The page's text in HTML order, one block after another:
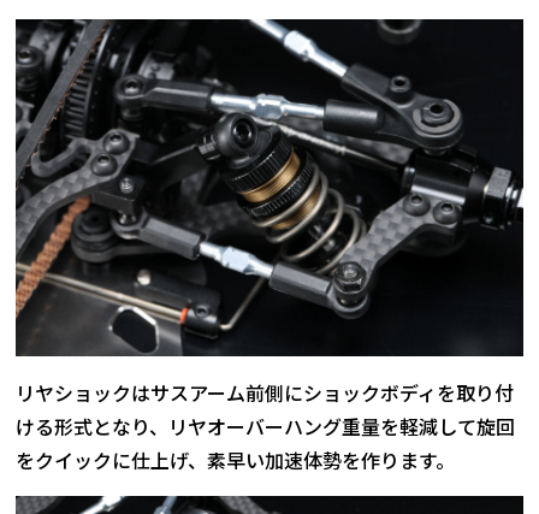
リヤショックはサスアーム前側にショックボディを取り付
ける形式となり、リヤオーバーハング重量を軽減して旋回
をクイックに仕上げ、素早い加速体勢を作ります。